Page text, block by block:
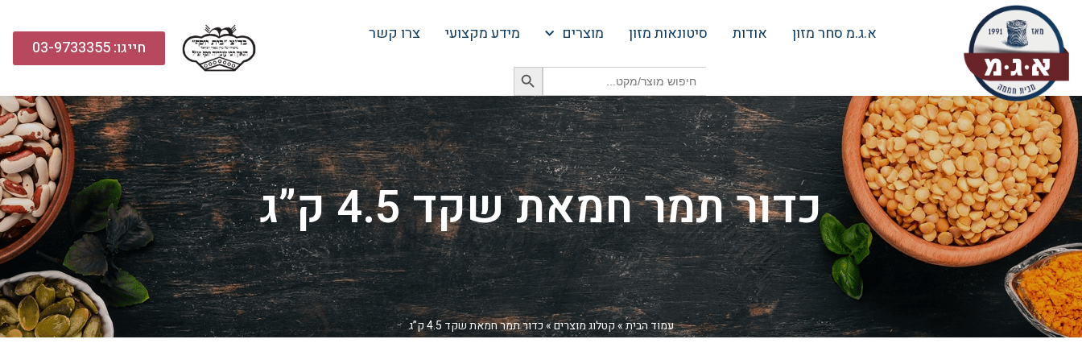
א.ג.מ סחר מזון אודות סיטונאות מזון מוצרים מידע מקצועי צרו קשר
Search
for:
Search Button
חייגו: 03-9733355
כדור תמר חמאת שקד 4.5 ק”ג
עמוד הבית»קטלוג מוצרים»כדור תמר חמאת שקד 4.5 ק”ג